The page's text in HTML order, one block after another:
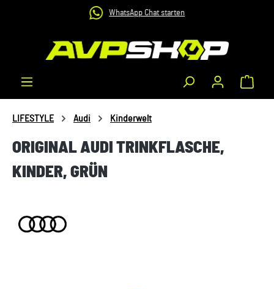
Zum Hauptinhalt springen WhatsApp Chat starten
LIFESTYLE Audi Kinderwelt
ORIGINAL AUDI TRINKFLASCHE,
KINDER, GRÜN